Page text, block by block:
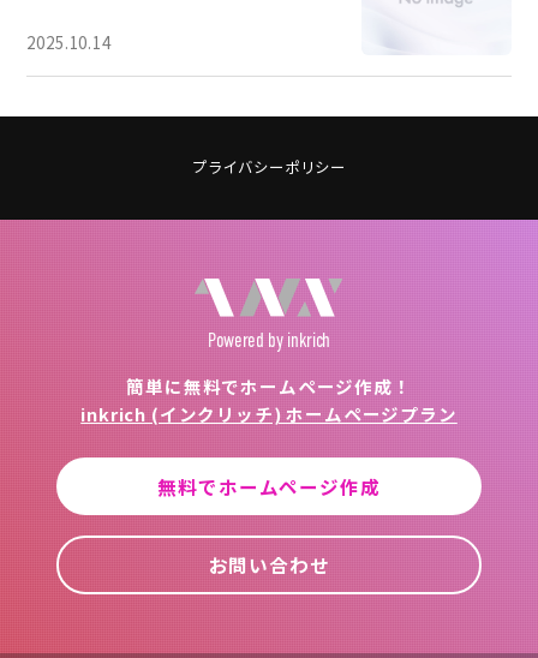
2025.10.14
プライバシーポリシー
Powered by inkrich
簡単に無料でホームページ作成！
inkrich (インクリッチ) ホームページプラン
無料でホームページ作成
お問い合わせ